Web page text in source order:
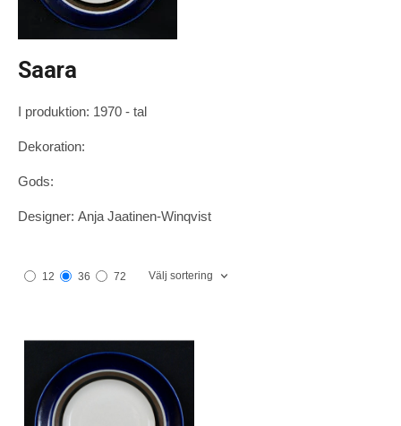
Saara
I produktion: 1970 - tal
Dekoration:
Gods:
Designer: Anja Jaatinen-Winqvist
12 36 72 Välj sortering